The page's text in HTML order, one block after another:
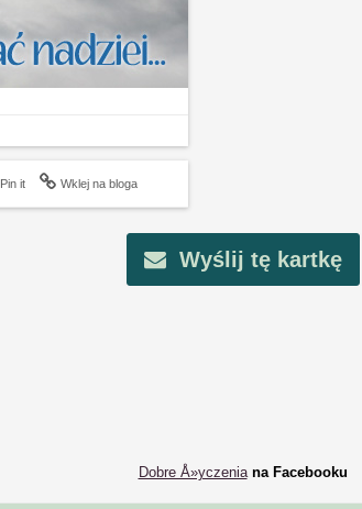
Pin it Wklej na bloga
Wyślij tę kartkę
Dobre Å»yczeniana Facebooku